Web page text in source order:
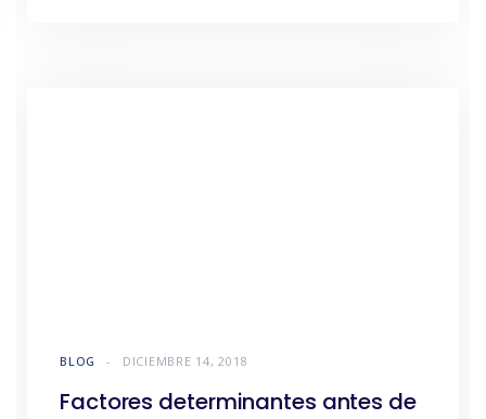
BLOG DICIEMBRE 14, 2018
Factores determinantes antes de